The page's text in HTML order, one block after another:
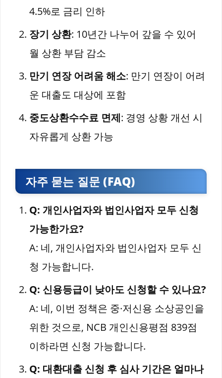
4.5%로 금리 인하
장기 상환: 10년간 나누어 갚을 수 있어
월 상환 부담 감소
만기 연장 어려움 해소: 만기 연장이 어려
운 대출도 대상에 포함
중도상환수수료 면제: 경영 상황 개선 시
자유롭게 상환 가능
자주 묻는 질문 (FAQ)
Q: 개인사업자와 법인사업자 모두 신청
가능한가요?
A: 네, 개인사업자와 법인사업자 모두 신
청 가능합니다.
Q: 신용등급이 낮아도 신청할 수 있나요?
A: 네, 이번 정책은 중·저신용 소상공인을
위한 것으로, NCB 개인신용평점 839점
이하라면 신청 가능합니다.
Q: 대환대출 신청 후 심사 기간은 얼마나